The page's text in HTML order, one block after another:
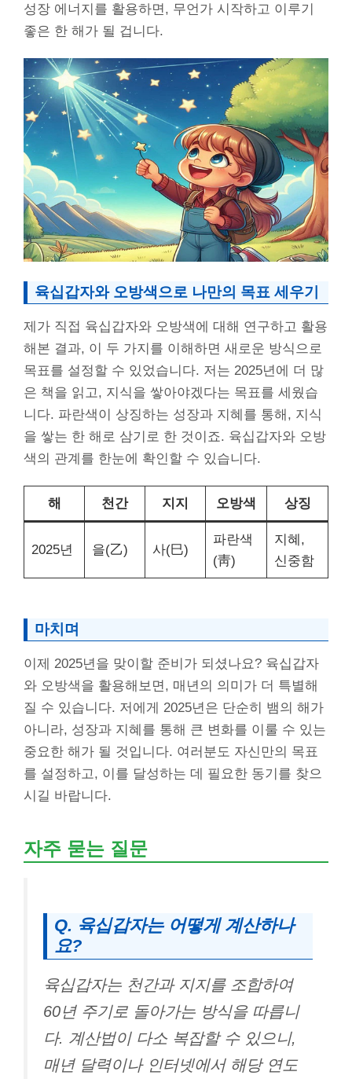
성장 에너지를 활용하면, 무언가 시작하고 이루기
좋은 한 해가 될 겁니다.
육십갑자와 오방색으로 나만의 목표 세우기
제가 직접 육십갑자와 오방색에 대해 연구하고 활용
해본 결과, 이 두 가지를 이해하면 새로운 방식으로
목표를 설정할 수 있었습니다. 저는 2025년에 더 많
은 책을 읽고, 지식을 쌓아야겠다는 목표를 세웠습
니다. 파란색이 상징하는 성장과 지혜를 통해, 지식
을 쌓는 한 해로 삼기로 한 것이죠. 육십갑자와 오방
색의 관계를 한눈에 확인할 수 있습니다.
해 천간 지지 오방색 상징
2025년 을(乙) 사(巳)
파란색
(靑)
지혜,
신중함
마치며
이제 2025년을 맞이할 준비가 되셨나요? 육십갑자
와 오방색을 활용해보면, 매년의 의미가 더 특별해
질 수 있습니다. 저에게 2025년은 단순히 뱀의 해가
아니라, 성장과 지혜를 통해 큰 변화를 이룰 수 있는
중요한 해가 될 것입니다. 여러분도 자신만의 목표
를 설정하고, 이를 달성하는 데 필요한 동기를 찾으
시길 바랍니다.
자주 묻는 질문
Q. 육십갑자는 어떻게 계산하나
요?
육십갑자는 천간과 지지를 조합하여
60년 주기로 돌아가는 방식을 따릅니
다. 계산법이 다소 복잡할 수 있으니,
매년 달력이나 인터넷에서 해당 연도